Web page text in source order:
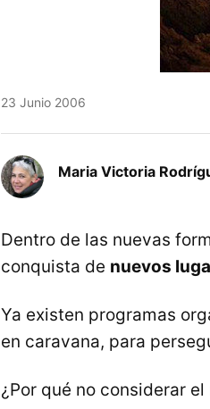
23 Junio 2006
Maria Victoria
Dentro de las nuevas
conquista de nuevos
Ya existen programas
en caravana, para
¿Por qué no considerar